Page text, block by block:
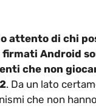
attento di chi
firmati Android
che non
. Da un lato
che non